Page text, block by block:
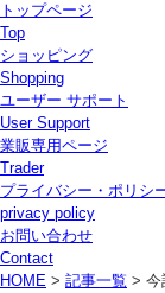
トップページ
Top
ショッピング
Shopping
ユーザー サポート
User Support
業販専用ページ
Trader
プライバシー・ポリシ
privacy policy
お問い合わせ
Contact
HOME > 記事一覧 > 今